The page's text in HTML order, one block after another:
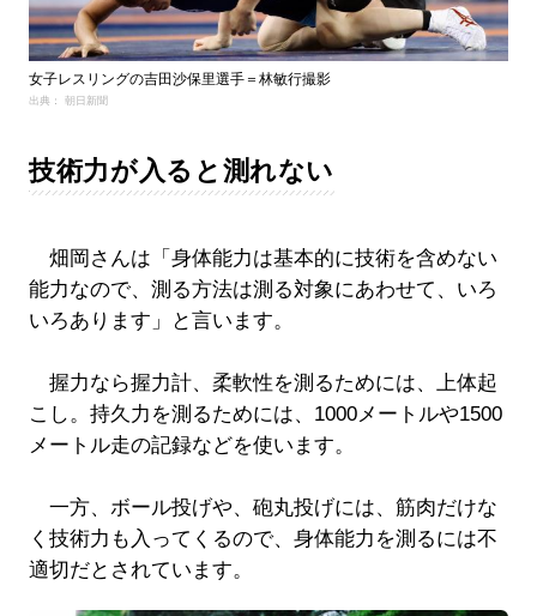
女子レスリングの吉田沙保里選手＝林敏行撮影
出典： 朝日新聞
技術力が入ると測れない
畑岡さんは「身体能力は基本的に技術を含めない
能力なので、測る方法は測る対象にあわせて、いろ
いろあります」と言います。
握力なら握力計、柔軟性を測るためには、上体起
こし。持久力を測るためには、1000メートルや1500
メートル走の記録などを使います。
一方、ボール投げや、砲丸投げには、筋肉だけな
く技術力も入ってくるので、身体能力を測るには不
適切だとされています。